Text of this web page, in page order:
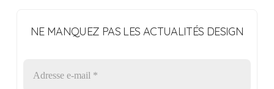
NE MANQUEZ PAS LES ACTUALITÉS DESIGN